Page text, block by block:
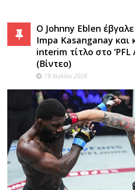
Ο Johnny Eblen
Impa Kasanganay και
interim τίτλο στο ‘PFL
(Βίντεο)
19 Ιουλίου 2026